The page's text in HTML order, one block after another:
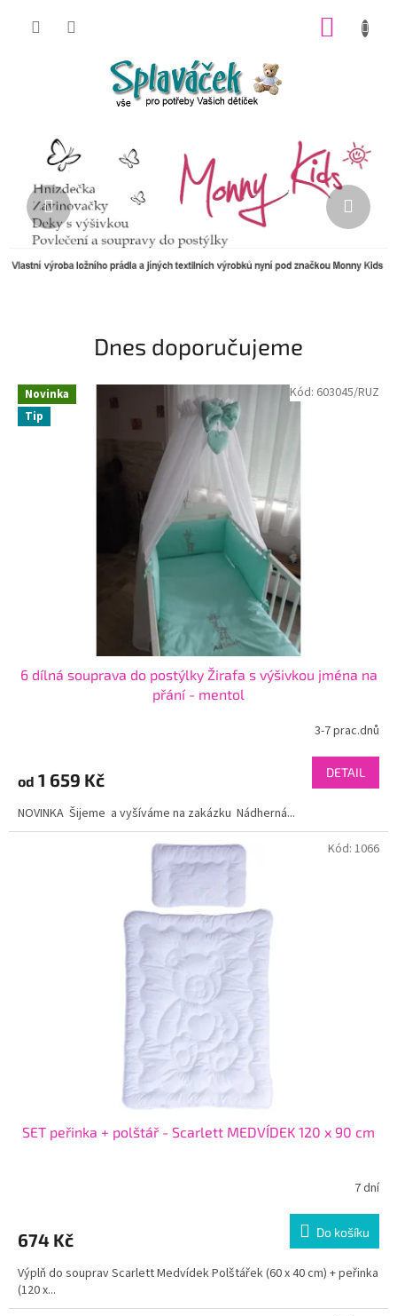
Předchozí
Dnes doporučujeme
Novinka
Tip
6 dílná souprava do postýlky Žirafa s výšivkou jména na
přání - mentol
3-7 prac.dnů
od 1 659 Kč DETAIL
NOVINKA Šijeme a vyšíváme na zakázku Nádherná...
Kód: 603045/RUZ
SET peřinka + polštář - Scarlett MEDVÍDEK 120 x 90 cm
7 dní
674 Kč Do košíku
Výplň do souprav Scarlett Medvídek Polštářek (60 x 40 cm) + peřinka
(120 x...
Kód: 1066